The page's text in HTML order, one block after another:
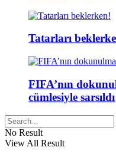
Tatarları
FIFA’nın
cümlesiyle sarsıldı
No Result
View All Result